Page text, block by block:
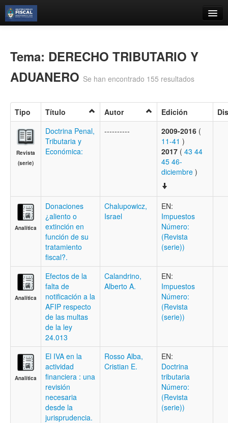
Búsqueda Avanzada
Estantes Virtuales
Contacto
Iniciar sesión
Tema: DERECHO TRIBUTARIO Y
ADUANERO Se han encontrado 155 resultados
Tipo Título Autor Edición
Revista
(serie)
Doctrina Penal,
Tributaria y
Económica:
---------- 2009-2016 (
11-41 )
2017 ( 43 44
45 46-
diciembre )
Analítica
Donaciones
¿aliento o
extinción en
función de su
tratamiento
fiscal?.
Chalupowicz,
Israel
EN:
Impuestos
Número:
(Revista
(serie))
Analítica
Efectos de la
falta de
notificación a la
AFIP respecto
de las multas
de la ley
24.013
Calandrino,
Alberto A.
EN:
Impuestos
Número:
(Revista
(serie))
Analítica
El IVA en la
actividad
financiera : una
revisión
necesaria
desde la
jurisprudencia.
Rosso Alba,
Cristian E.
EN:
Doctrina
tributaria
Número:
(Revista
(serie))